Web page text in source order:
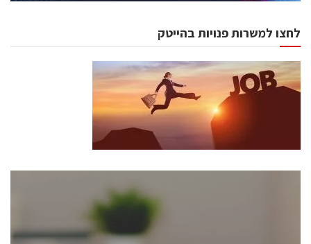
לחצו למשרות פנויות בהייטק
כנסים ואירועים